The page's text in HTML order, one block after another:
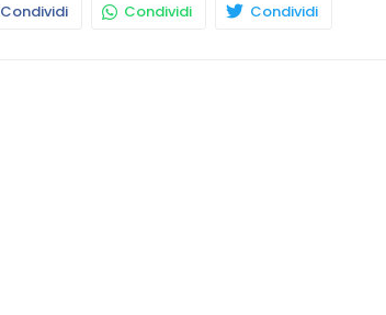
Condividi Condividi Condividi